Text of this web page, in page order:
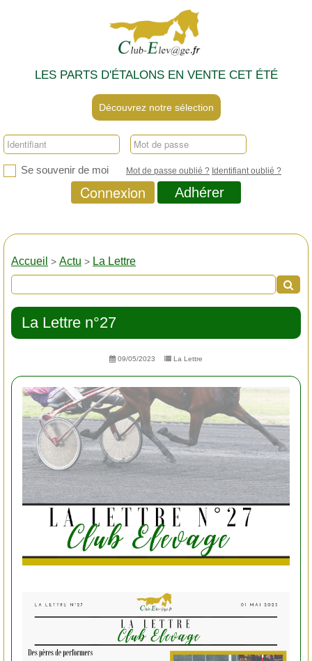
LES PARTS D'ÉTALONS EN VENTE CET ÉTÉ
Découvrez notre sélection
Se souvenir de moi Mot de passe oublié ? Identifiant oublié ?
Connexion Adhérer
Accueil > Actu > La Lettre
La Lettre n°27
09/05/2023 La Lettre